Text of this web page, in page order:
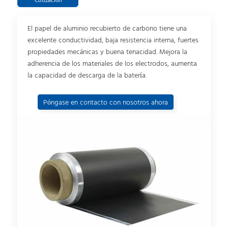
El papel de aluminio recubierto de carbono tiene una
excelente conductividad, baja resistencia interna, fuertes
propiedades mecánicas y buena tenacidad. Mejora la
adherencia de los materiales de los electrodos, aumenta
la capacidad de descarga de la batería.
Póngase en contacto con nosotros ahora